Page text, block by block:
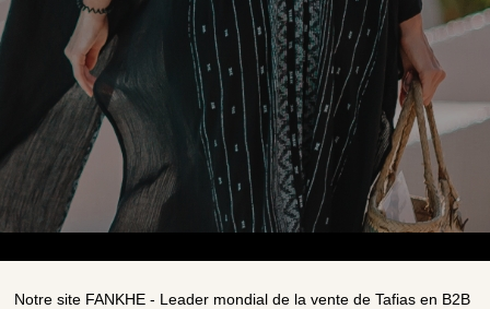
Notre site FANKHE - Leader mondial de la vente de Tafias en B2B